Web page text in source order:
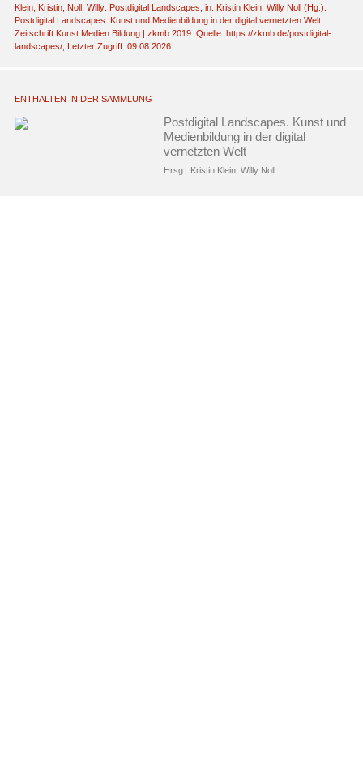
Klein, Kristin; Noll, Willy: Postdigital Landscapes, in: Kristin Klein, Willy Noll (Hg.):
Postdigital Landscapes. Kunst und Medienbildung in der digital vernetzten Welt,
Zeitschrift Kunst Medien Bildung | zkmb 2019. Quelle: https://zkmb.de/postdigital-
landscapes/; Letzter Zugriff: 09.08.2026
ENTHALTEN IN DER SAMMLUNG
Postdigital Landscapes. Kunst und
Medienbildung in der digital
vernetzten Welt
Hrsg.: Kristin Klein,Willy Noll